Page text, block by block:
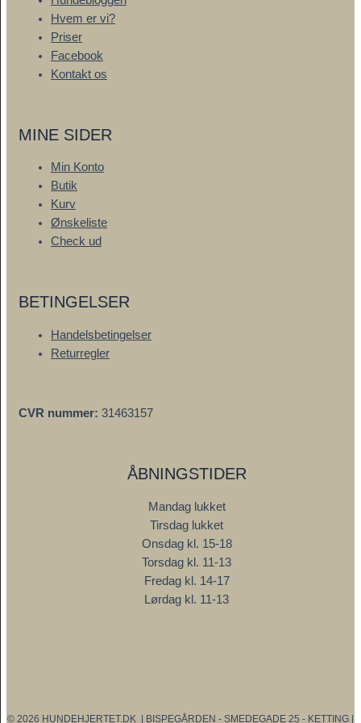
Hvem er vi?
Priser
Facebook
Kontakt os
MINE SIDER
Min Konto
Butik
Kurv
Ønskeliste
Check ud
BETINGELSER
Handelsbetingelser
Returregler
CVR nummer: 31463157
ÅBNINGSTIDER
Mandag lukket
Tirsdag lukket
Onsdag kl. 15-18
Torsdag kl. 11-13
Fredag kl. 14-17
Lørdag kl. 11-13
© 2026 HUNDEHJERTET.DK | BISPEGÅRDEN - SMEDEGADE 25 - KETTING |